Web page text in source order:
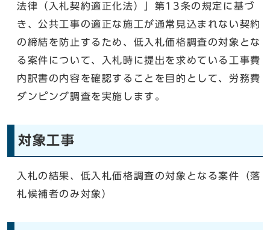
法律（入札契約適正化法）」第13条の規定に基づ
き、公共工事の適正な施工が通常見込まれない契約
の締結を防止するため、低入札価格調査の対象とな
る案件について、入札時に提出を求めている工事費
内訳書の内容を確認することを目的として、労務費
ダンピング調査を実施します。
対象工事
入札の結果、低入札価格調査の対象となる案件（落
札候補者のみ対象）